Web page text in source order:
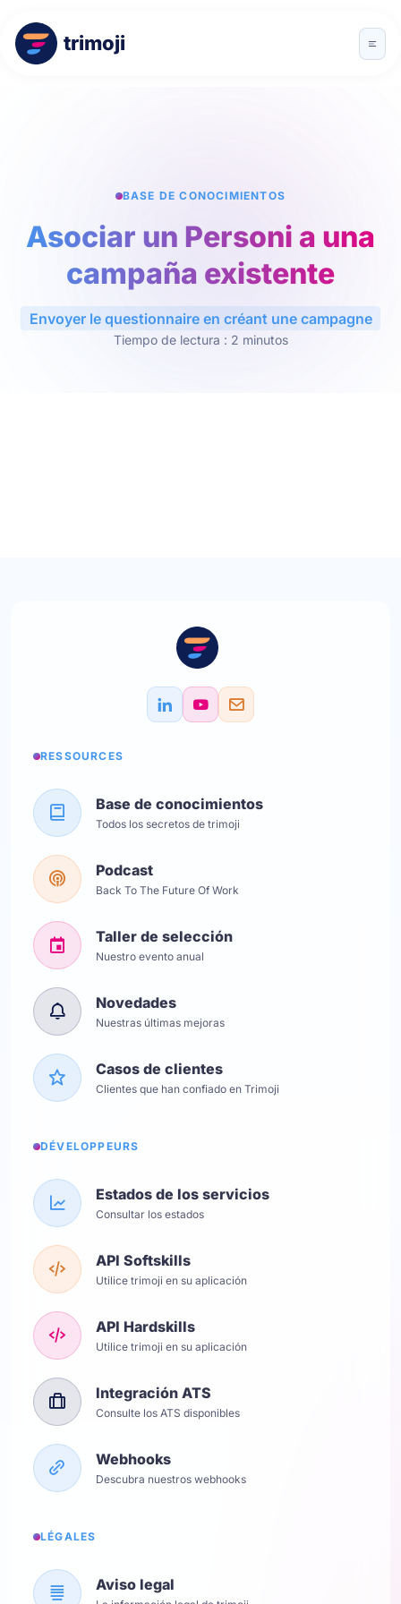
trimoji
BASE DE CONOCIMIENTOS
Asociar un Personi a una
campaña existente
Envoyer le questionnaire en créant une campagne
Tiempo de lectura : 2 minutos
RESSOURCES
Base de conocimientos
Todos los secretos de trimoji
Podcast
Back To The Future Of Work
Taller de selección
Nuestro evento anual
Novedades
Nuestras últimas mejoras
Casos de clientes
Clientes que han confiado en Trimoji
DÉVELOPPEURS
Estados de los servicios
Consultar los estados
API Softskills
Utilice trimoji en su aplicación
API Hardskills
Utilice trimoji en su aplicación
Integración ATS
Consulte los ATS disponibles
Webhooks
Descubra nuestros webhooks
LÉGALES
Aviso legal